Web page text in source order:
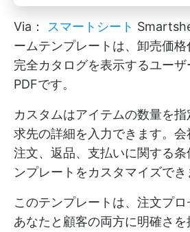
Via： スマートシート
ームテンプレートは、卸売価
完全カタログを表示するユー
PDFです。
カスタムはアイテムの数量を
求先の詳細を入力できます。
注文、返品、支払いに関する
ンプレートをカスタマイズでき
このテンプレートは、注文プロ
あなたと顧客の両方に明確さ